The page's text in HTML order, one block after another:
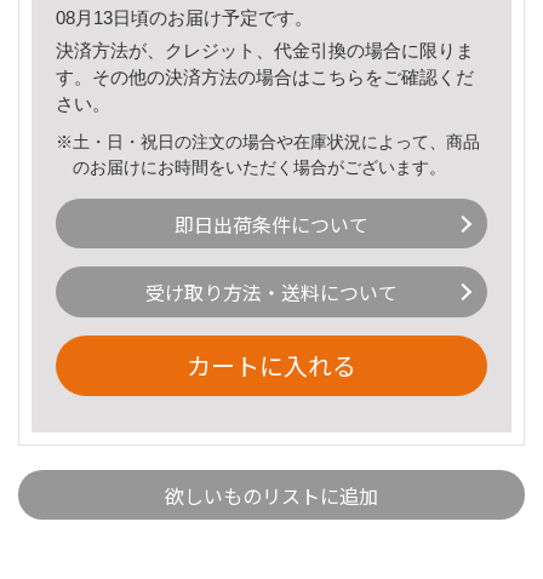
08月13日頃のお届け予定です。
決済方法が、クレジット、代金引換の場合に限りま
す。その他の決済方法の場合はこちら をご確認くだ
さい。
※土・日・祝日の注文の場合や在庫状況によって、商品
のお届けにお時間をいただく場合がございます。
即日出荷条件について
受け取り方法・送料について
カートに入れる
欲しいものリストに追加